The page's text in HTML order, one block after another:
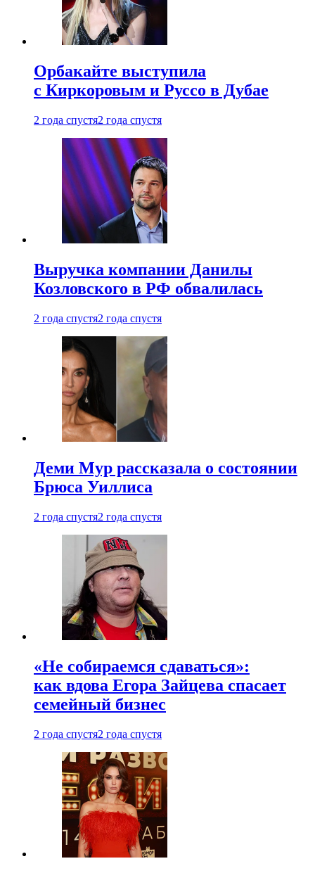
Орбакайте выступила
с Киркоровым и Руссо в Дубае
2 года спустя2 года спустя
Выручка компании Данилы
Козловского в РФ обвалилась
2 года спустя2 года спустя
Деми Мур рассказала о состоянии
Брюса Уиллиса
2 года спустя2 года спустя
«Не собираемся сдаваться»:
как вдова Егора Зайцева спасает
семейный бизнес
2 года спустя2 года спустя